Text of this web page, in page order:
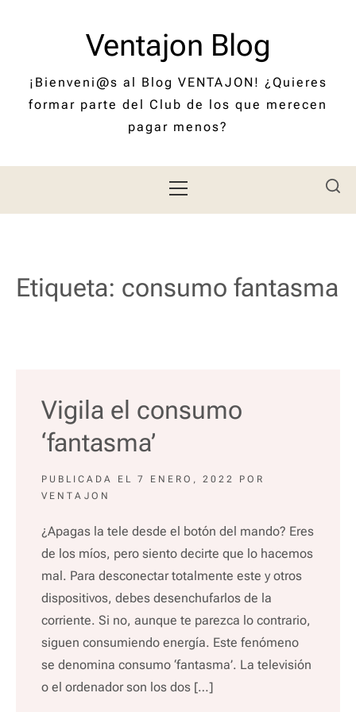
Ventajon Blog
¡Bienveni@s al Blog VENTAJON! ¿Quieres
formar parte del Club de los que merecen
pagar menos?
principal
Etiqueta: consumo fantasma
Vigila el consumo
‘fantasma’
PUBLICADA EL 7 ENERO, 2022
POR
VENTAJON
¿Apagas la tele desde el botón del mando? Eres
de los míos, pero siento decirte que lo hacemos
mal. Para desconectar totalmente este y otros
dispositivos, debes desenchufarlos de la
corriente. Si no, aunque te parezca lo contrario,
siguen consumiendo energía. Este fenómeno
se denomina consumo ‘fantasma’. La televisión
o el ordenador son los dos […]